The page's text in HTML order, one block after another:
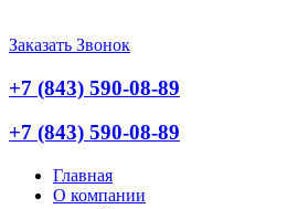
Заказать Звонок
+7 (843) 590-08-89
+7 (843) 590-08-89
Главная
О компании